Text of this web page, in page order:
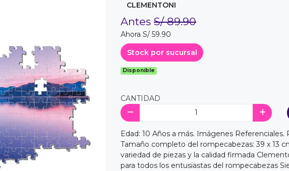
CLEMENTONI
Antes S/ 89.90
Ahora S/ 59.90
Stock por sucursal
Disponible
CANTIDAD
Edad: 10 Años a más. Imágenes
Tamaño completo del rompecabezas: 39 x 13
variedad de piezas y la calidad firmada
para todos los entusiastas del rompecabezas